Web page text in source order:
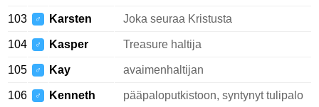
103 ♂ Karsten Joka seuraa Kristusta
104 ♂ Kasper Treasure haltija
105 ♂ Kay avaimenhaltijan
106 ♂ Kenneth pääpaloputkistoon, syntynyt tulipalo